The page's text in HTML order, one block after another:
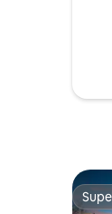
offre